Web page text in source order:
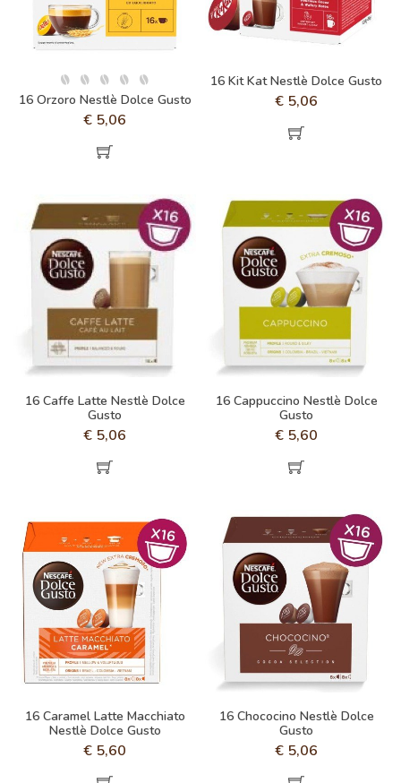
16 Orzoro Nestlè Dolce Gusto
€ 5,06
16 Kit Kat Nestlè Dolce Gusto
€ 5,06
16 Caffe Latte Nestlè Dolce
Gusto
€ 5,06
16 Cappuccino Nestlè Dolce
Gusto
€ 5,60
16 Caramel Latte Macchiato
Nestlè Dolce Gusto
€ 5,60
16 Chococino Nestlè Dolce
Gusto
€ 5,06